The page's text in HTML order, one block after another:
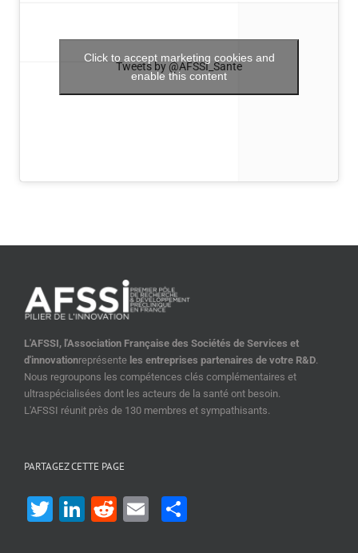
Tweets by @AFSSI_Sante
Click to accept marketing cookies and
enable this content
L'AFSSI, l'Association Française des Sociétés de Services et
d'innovationreprésente les entreprises partenaires de votre R&D.
Nous regroupons les compétences clés complémentaires et
ultraspécialisées dont les acteurs de la santé ont besoin.
L'AFSSI réunit près de 130 membres et sympathisants.
PARTAGEZ CETTE PAGE
Twitter
LinkedIn
RedditEmail